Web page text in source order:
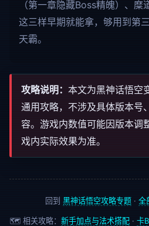
（第一章隐藏Boss精魄）、糜
这三样早期就能拿，够用到第
天霸。
攻略说明： 本文为黑神话悟空
通用攻略，不涉及具体版本号
容。游戏内数值可能因版本调
戏内实际效果为准。
回到 黑神话悟空攻略专题· 全
🗺️ 相关攻略： 新手加点与法术搭配 · 卡